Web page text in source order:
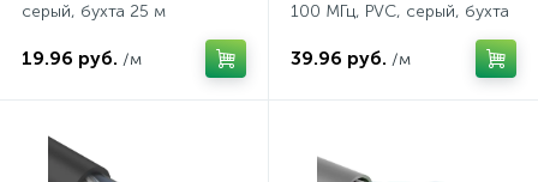
серый, бухта 25 м
19.96 руб. /м
100 МГц, PVC, серый, бухта
39.96 руб. /м
Штативы для прожекторов
Электрогирлянды
Страховочные привязи
Страховочные устройства
Пистолеты клеевые
Рубанки
Патч-корды и витые пары
Предохранители